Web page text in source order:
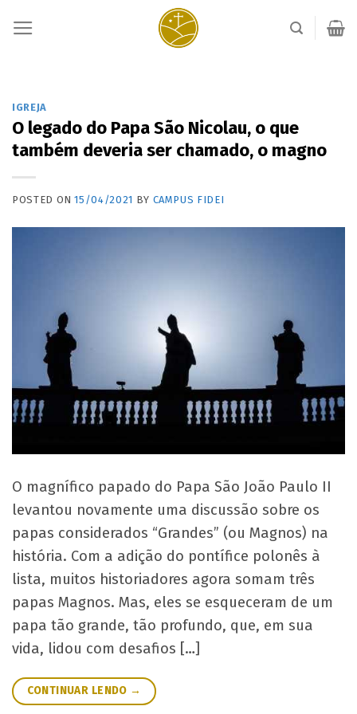
IGREJA
O legado do Papa São Nicolau, o que
também deveria ser chamado, o magno
POSTED ON15/04/2021 BY CAMPUS FIDEI
O magnífico papado do Papa São João Paulo II
levantou novamente uma discussão sobre os
papas considerados “Grandes” (ou Magnos) na
história. Com a adição do pontífice polonês à
lista, muitos historiadores agora somam três
papas Magnos. Mas, eles se esqueceram de um
papa tão grande, tão profundo, que, em sua
vida, lidou com desafios […]
CONTINUAR LENDO →